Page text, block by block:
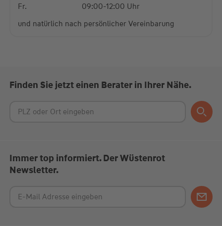
Fr.
09:00-12:00 Uhr
und natürlich nach persönlicher Vereinbarung
Finden Sie jetzt einen Berater in Ihrer Nähe.
Immer top informiert. Der Wüstenrot
Newsletter.